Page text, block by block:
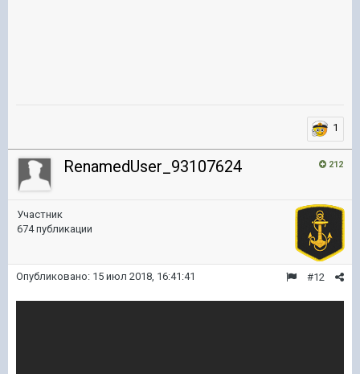
1
212
RenamedUser_93107624
Участник
674 публикации
#12
Опубликовано: 15 июл 2018, 16:41:41